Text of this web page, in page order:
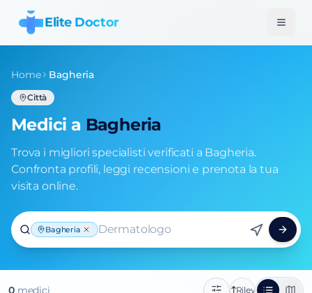
Elite Doctor
Home Bagheria
Città
Medici a Bagheria
Trova i migliori specialisti verificati a Bagheria.
Confronta profili, leggi recensioni e prenota la tua
visita online.
Bagheria Dermatologo
0medici Rilevanza